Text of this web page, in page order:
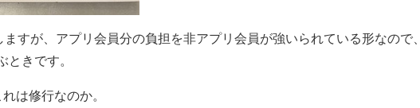
すが、アプリ会員分の負担を非アプリ会員が強いられている形なので、
ときです。
は修行なのか。